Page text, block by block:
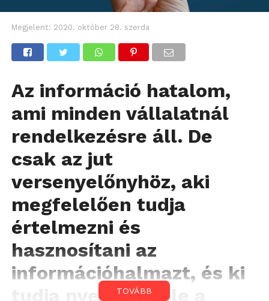
Megjelent: 2020. október 28. szerda
Az információ hatalom,
ami minden vállalatnál
rendelkezésre áll. De
csak az jut
versenyelőnyhöz, aki
megfelelően tudja
értelmezni és
hasznosítani az
információhalmazt, és ki
tudja nyerni belőle a
TOVÁBB